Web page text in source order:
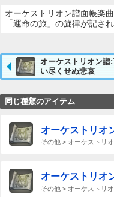
オーケストリオン譜面帳楽
「運命の旅」の旋律が記さ
オーケストリオン譜
い尽くせぬ悲哀
同じ種類のアイテム
オーケストリオ
その他 > オーケストリ
オーケストリオ
その他 > オーケストリ